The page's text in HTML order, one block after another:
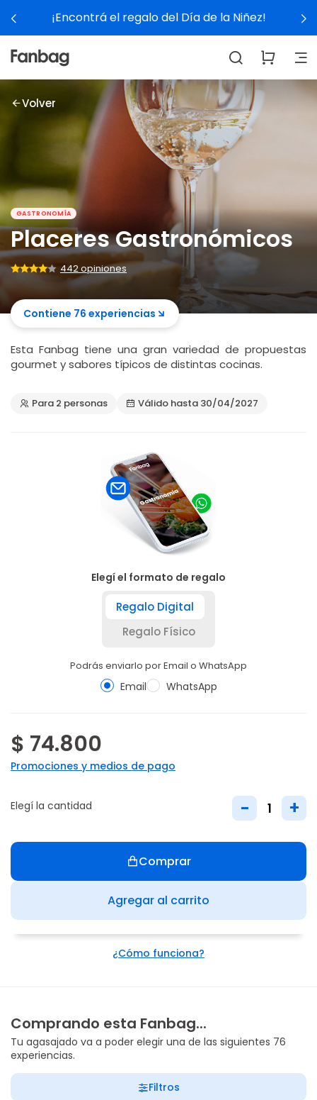
de la Niñez! Ver
Volver
GASTRONOMÍA
Placeres Gastronómicos
442 opiniones
Contiene 76 experiencias
Esta Fanbag tiene una gran variedad de propuestas
gourmet y sabores típicos de distintas cocinas.
Para 2 personas Válido hasta 30/04/2027
Elegí el formato de regalo
Regalo Digital
Regalo Físico
Podrás enviarlo por Email o WhatsApp
Email WhatsApp
$ 74.800
Promociones y medios de pago
Elegí la cantidad - +
Agregar al carrito
Comprar
¿Cómo funciona?
Comprando esta Fanbag...
Tu agasajado va a poder elegir una de las siguientes 76
experiencias.
Filtros